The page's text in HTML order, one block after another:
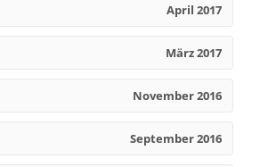
April 2017
März 2017
November 2016
September 2016